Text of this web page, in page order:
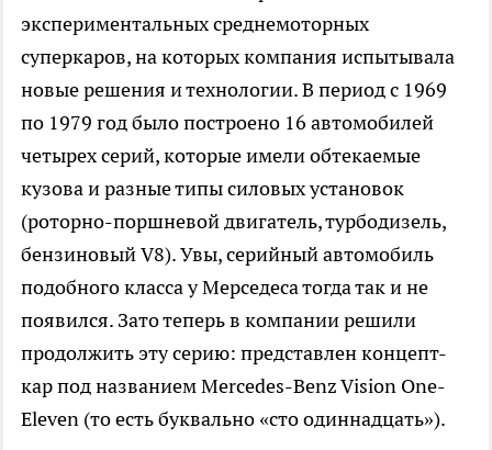
экспериментальных среднемоторных
суперкаров, на которых компания испытывала
новые решения и технологии. В период с 1969
по 1979 год было построено 16 автомобилей
четырех серий, которые имели обтекаемые
кузова и разные типы силовых установок
(роторно-поршневой двигатель, турбодизель,
бензиновый V8). Увы, серийный автомобиль
подобного класса у Мерседеса тогда так и не
появился. Зато теперь в компании решили
продолжить эту серию: представлен концепт-
кар под названием Mercedes-Benz Vision One-
Eleven (то есть буквально «сто одиннадцать»).